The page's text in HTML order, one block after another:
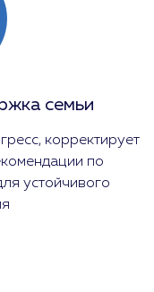
семьи
корректирует
по
устойчивого